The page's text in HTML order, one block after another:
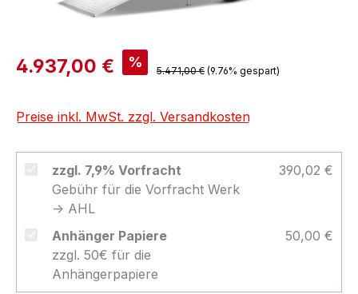
4.937,00 € %
5.471,00 € (9.76% gespart)
Preise inkl. MwSt. zzgl. Versandkosten
zzgl. 7,9% Vorfracht
Gebühr für die Vorfracht Werk
-> AHL
390,02 €
Anhänger Papiere
zzgl. 50€ für die
Anhängerpapiere
50,00 €